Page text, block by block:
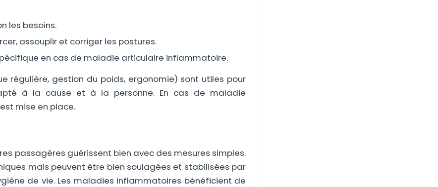
les besoins.
assouplir et corriger les postures.
en cas de maladie articulaire inflammatoire.
régulière, gestion du poids, ergonomie) sont utiles pour
à la cause et à la personne. En cas de maladie
mise en place.
passagères guérissent bien avec des mesures simples.
mais peuvent être bien soulagées et stabilisées par
de vie. Les maladies inflammatoires bénéficient de